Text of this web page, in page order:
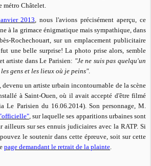
métro Châtelet.
2013, nous l'avions précisément aperçu, ce
à la grimace énigmatique mais sympathique,dans
Rochechouart, sur un emplacement publicitaire
une belle surprise! La photo prise alors, semble
artiste dans Le Parisien: "Je ne suis pas quelqu'un
gens et les lieux où je peins".
un artiste urbain incontournable de la scène
à Saint-Ouen, où il avait accepté d'être filmé
Le Parisien du 16.06.2014). Son personnage, M.
, sur laquelle ses apparitions urbaines sont
ailleurs sur ses ennuis judiciaires avec la RATP. Si
le soutenir dans cette épreuve, soit sur cette
page demandant le retrait de la plainte.